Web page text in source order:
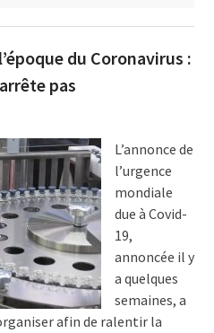
du Coronavirus :
pas
L’annonce de
l’urgence
mondiale
due à Covid-
19,
annoncée il y
a quelques
semaines, a
afin de ralentir la